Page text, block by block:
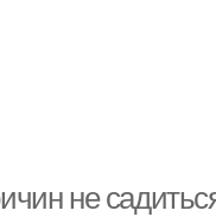
не